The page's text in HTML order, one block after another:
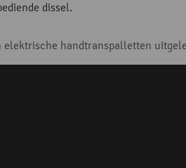
dissel.
elektrische handtranspalletten